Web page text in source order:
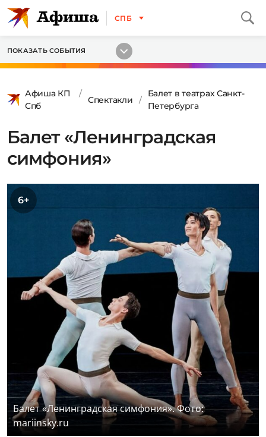
СПБ
ПОКАЗАТЬ СОБЫТИЯ
Афиша КП
Спб
Спектакли
Балет в театрах Санкт-
Петербурга
Балет «Ленинградская
симфония»
6+
Балет «Ленинградская симфония». Фото:
mariinsky.ru